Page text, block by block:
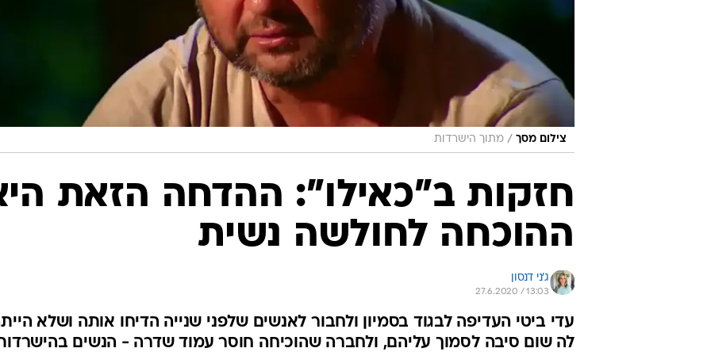
צילום מסך / מתוך הישרדות
חזקות ב"כאילו": ההדחה הזאת
ההוכחה לחולשה נשית
ג'ני דנסון
27.6.2020 / 13:03
עדי ביטי העדיפה לבגוד בסמיון ולחבור לאנשים שלפני שנייה הדיחו אותה ושלא
לה שום סיבה לסמוך עליהם, ולחברה שהוכיחה חוסר עמוד שדרה - הנשים